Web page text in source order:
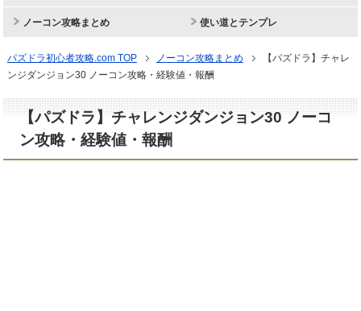
ノーコン攻略まとめ 使い道とテンプレ
パズドラ初心者攻略.com TOP ノーコン攻略まとめ
【パズドラ】チャレ
ンジダンジョン30 ノーコン攻略・経験値・報酬
【パズドラ】チャレンジダンジョン30 ノーコ
ン攻略・経験値・報酬